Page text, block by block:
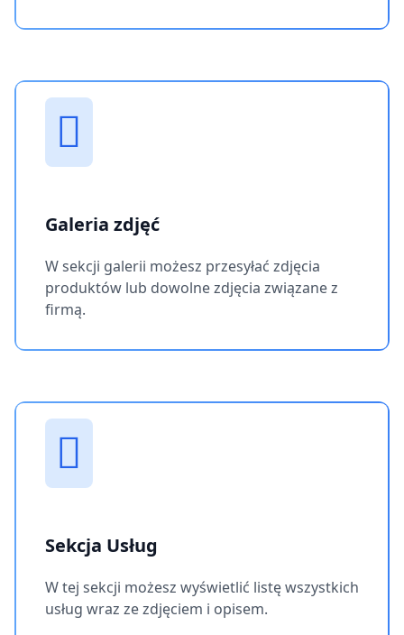
Galeria zdjęć
W sekcji galerii możesz przesyłać zdjęcia
produktów lub dowolne zdjęcia związane z
firmą.
Sekcja Usług
W tej sekcji możesz wyświetlić listę wszystkich
usług wraz ze zdjęciem i opisem.